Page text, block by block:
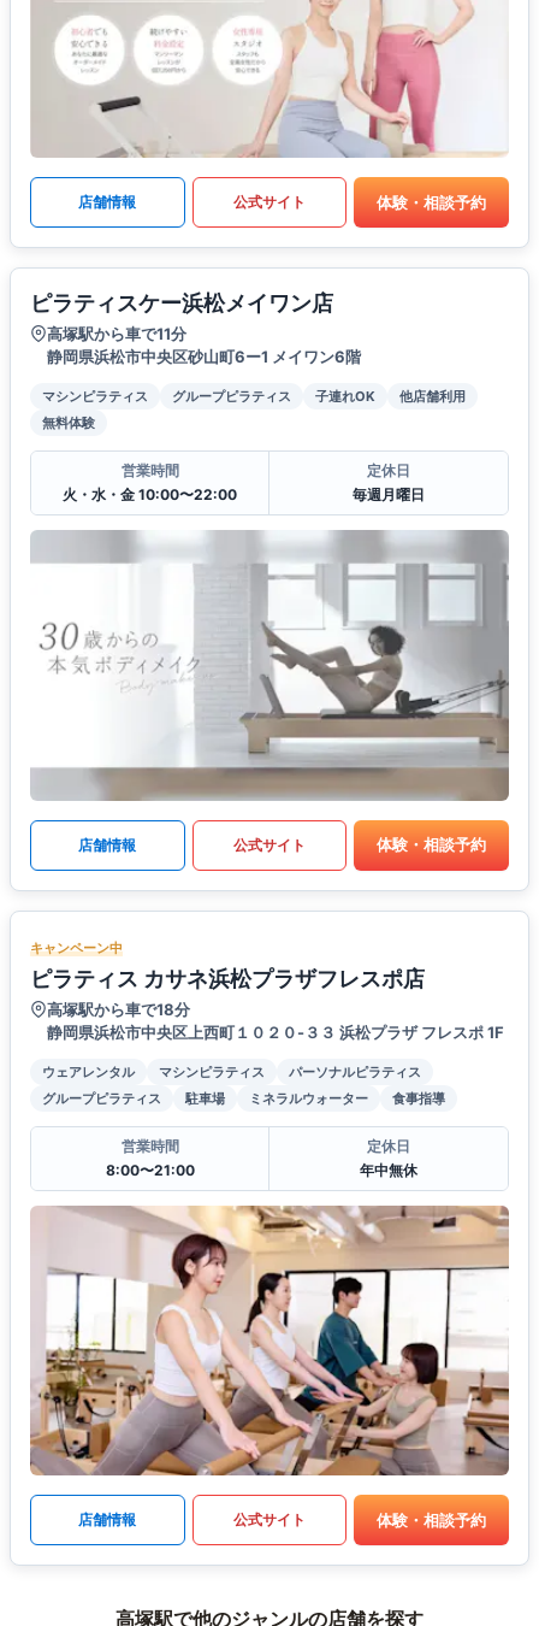
店舗情報 公式サイト 体験・相談予約
ピラティスケー浜松メイワン店
高塚駅から車で11分
静岡県浜松市中央区砂山町6ー1 メイワン6階
マシンピラティス グループピラティス 子連れOK
他店舗利用
無料体験
営業時間
火・水・金 10:00〜22:00
定休日
毎週月曜日
店舗情報 公式サイト 体験・相談予約
キャンペーン中
ピラティス カサネ浜松プラザフレスポ店
高塚駅から車で18分
静岡県浜松市中央区上西町１０２０-３３ 浜松プラザ フレスポ 1F
ウェアレンタル マシンピラティス
パーソナルピラティス
グループピラティス
駐車場 ミネラルウォーター 食事指導
営業時間
8:00〜21:00
定休日
年中無休
店舗情報 公式サイト 体験・相談予約
高塚駅で他のジャンルの店舗を探す